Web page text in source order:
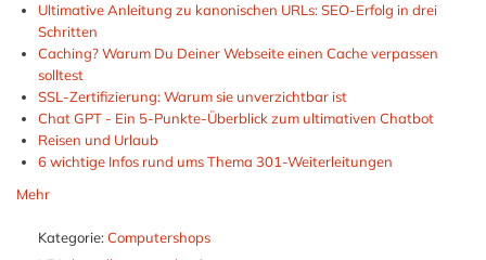
Ultimative Anleitung zu kanonischen URLs: SEO-Erfolg in drei
Schritten
Caching? Warum Du Deiner Webseite einen Cache verpassen
solltest
SSL-Zertifizierung: Warum sie unverzichtbar ist
Chat GPT - Ein 5-Punkte-Überblick zum ultimativen Chatbot
Reisen und Urlaub
6 wichtige Infos rund ums Thema 301-Weiterleitungen
Mehr
Kategorie: Computershops